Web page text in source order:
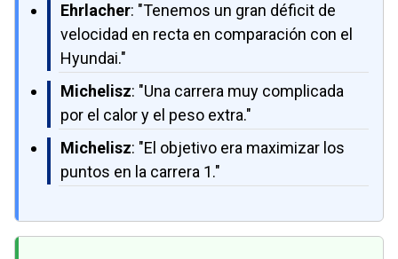
Ehrlacher: "Tenemos un gran déficit de
velocidad en recta en comparación con el
Hyundai."
Michelisz: "Una carrera muy complicada
por el calor y el peso extra."
Michelisz: "El objetivo era maximizar los
puntos en la carrera 1."